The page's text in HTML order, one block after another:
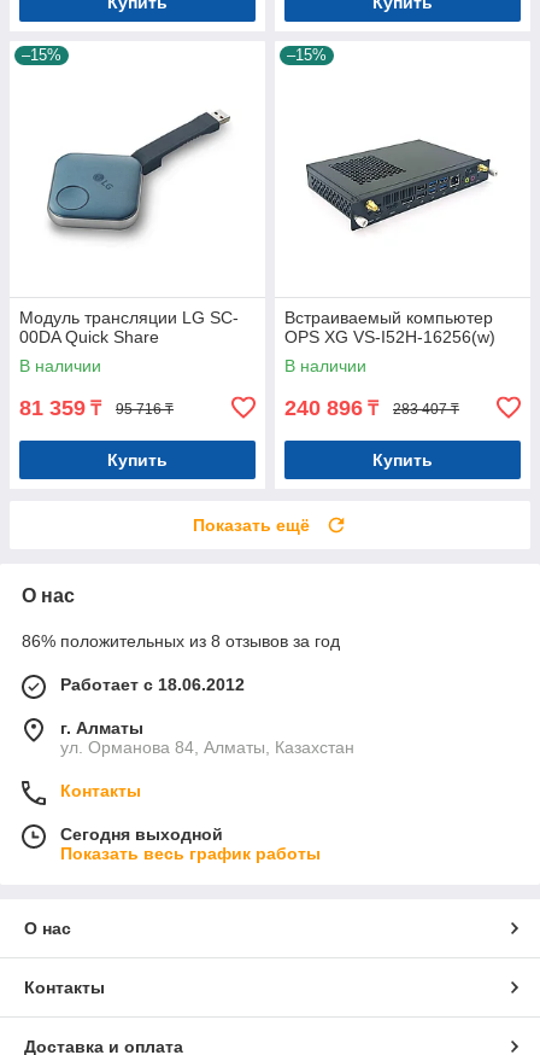
–15%
Модуль трансляции LG SC-
00DA Quick Share
В наличии
81 359 ₸ 95 716 ₸
Купить
–15%
Встраиваемый компьютер
OPS XG VS-I52H-16256(w)
В наличии
240 896 ₸ 283 407 ₸
Купить
Показать ещё
О нас
86% положительных из 8 отзывов за год
Работает с 18.06.2012
г. Алматы
ул. Орманова 84, Алматы, Казахстан
Контакты
Сегодня выходной
Показать весь график работы
О нас
Контакты
Доставка и оплата